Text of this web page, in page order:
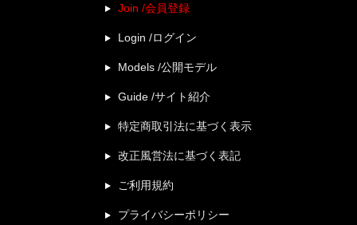
Join /会員登録
Login /ログイン
Models /公開モデル
Guide /サイト紹介
特定商取引法に基づく表示
改正風営法に基づく表記
ご利用規約
プライバシーポリシー